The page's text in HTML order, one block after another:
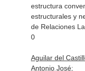
estructura
estructurales y
de Relaciones
0
Aguilar del
Antonio José: